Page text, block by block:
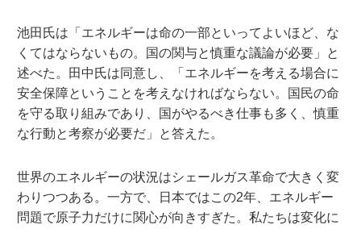
池田氏は「エネルギーは命の一部といってよいほど、な
くてはならないもの。国の関与と慎重な議論が必要」と
述べた。田中氏は同意し、「エネルギーを考える場合に
安全保障ということを考えなければならない。国民の命
を守る取り組みであり、国がやるべき仕事も多く、慎重
な行動と考察が必要だ」と答えた。
世界のエネルギーの状況はシェールガス革命で大きく変
わりつつある。一方で、日本ではこの2年、エネルギー
問題で原子力だけに関心が向きすぎた。私たちは変化に